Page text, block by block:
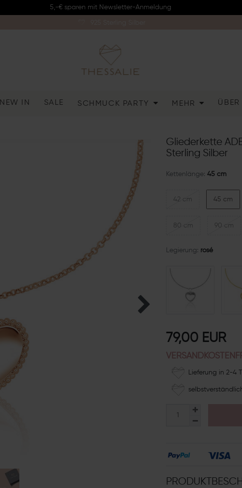
5,-€ sparen mit Newsletter-Anmeldung
NEW IN SALE SCHMUCK PARTY MEHR ÜBER
Gliederkette
Sterling Silber
Kettenlänge: 45 cm
42 cm 45 cm
80 cm 90 cm
Legierung: rosé
79,00 EUR
Lieferung in 2-4